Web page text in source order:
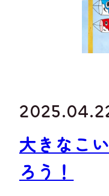
大きなこ
ろう！